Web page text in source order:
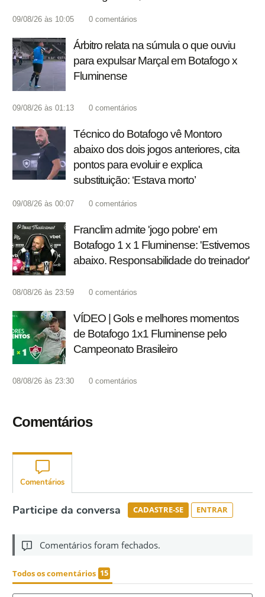
09/08/26 às 10:05 0 comentários
Árbitro relata na súmula o que ouviu
para expulsar Marçal em Botafogo x
Fluminense
09/08/26 às 01:13 0 comentários
Técnico do Botafogo vê Montoro
abaixo dos dois jogos anteriores, cita
pontos para evoluir e explica
substituição: ‘Estava morto’
09/08/26 às 00:07 0 comentários
Franclim admite 'jogo pobre' em
Botafogo 1 x 1 Fluminense: 'Estivemos
abaixo. Responsabilidade do treinador'
08/08/26 às 23:59 0 comentários
VÍDEO | Gols e melhores momentos
de Botafogo 1x1 Fluminense pelo
Campeonato Brasileiro
08/08/26 às 23:30 0 comentários
Comentários